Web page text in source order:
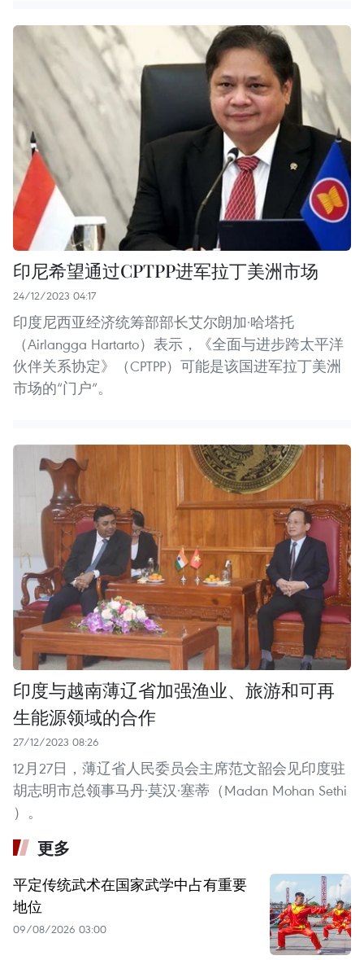
印尼希望通过CPTPP进军拉丁美洲市场
24/12/2023 04:17
印度尼西亚经济统筹部部长艾尔朗加·哈塔托
（Airlangga Hartarto）表示，《全面与进步跨太平洋
伙伴关系协定》（CPTPP）可能是该国进军拉丁美洲
市场的“门户”。
印度与越南薄辽省加强渔业、旅游和可再
生能源领域的合作
27/12/2023 08:26
12月27日，薄辽省人民委员会主席范文韶会见印度驻
胡志明市总领事马丹·莫汉·塞蒂（Madan Mohan Sethi
）。
更多
平定传统武术在国家武学中占有重要
地位
09/08/2026 03:00